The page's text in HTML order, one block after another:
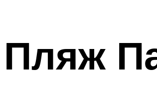
Меню
Пляж